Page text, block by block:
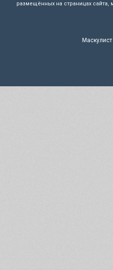
размещённых на страницах